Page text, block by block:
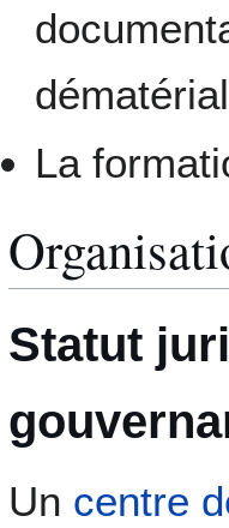
La
Statut
Un centre